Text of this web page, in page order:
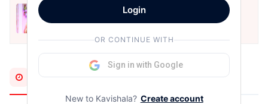
मोहब्बत के सफ़र को एक हँसी आग़ाज़ दे देना -
अनामिका अम्बर जैन
Most Recent
Login
OR CONTINUE WITH
Sign in with Google
New to Kavishala? Create account